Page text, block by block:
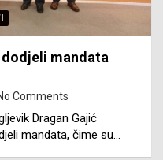
mandata
Comments
Dragan Gajić
mandata, čime su…